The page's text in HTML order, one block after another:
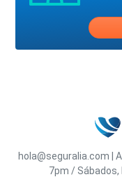
hola@seguralia.com
7pm /